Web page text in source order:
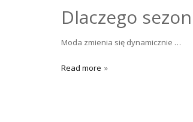
Dlaczego
Moda zmienia się dynamicznie …
Read more